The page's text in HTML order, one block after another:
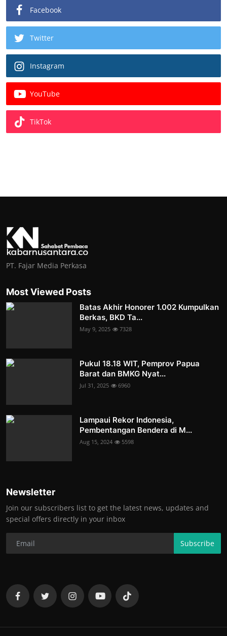
Facebook
Twitter
Instagram
YouTube
TikTok
PT. Fajar Media Perkasa
Most Viewed Posts
Batas Akhir Honorer 1.002 Kumpulkan
Berkas, BKD Ta...
May 9, 2025 7328
Pukul 18.18 WIT, Pemprov Papua
Barat dan BMKG Nyat...
Jul 31, 2025 6960
Lampaui Rekor Indonesia,
Pembentangan Bendera di M...
Aug 15, 2024 5598
Newsletter
Join our subscribers list to get the latest news, updates and
special offers directly in your inbox
Subscribe